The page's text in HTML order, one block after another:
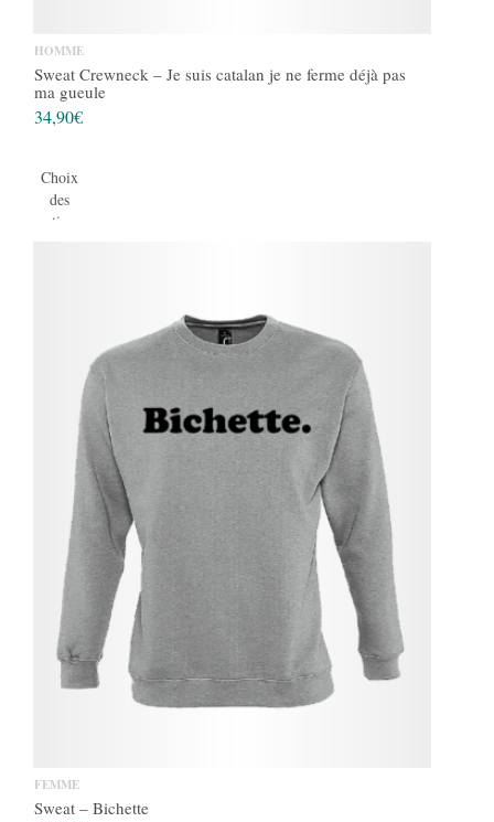
HOMME
Sweat Crewneck – Je suis catalan je ne ferme déjà pas
ma gueule
34,90€
Choix
des
options
FEMME
Sweat – Bichette